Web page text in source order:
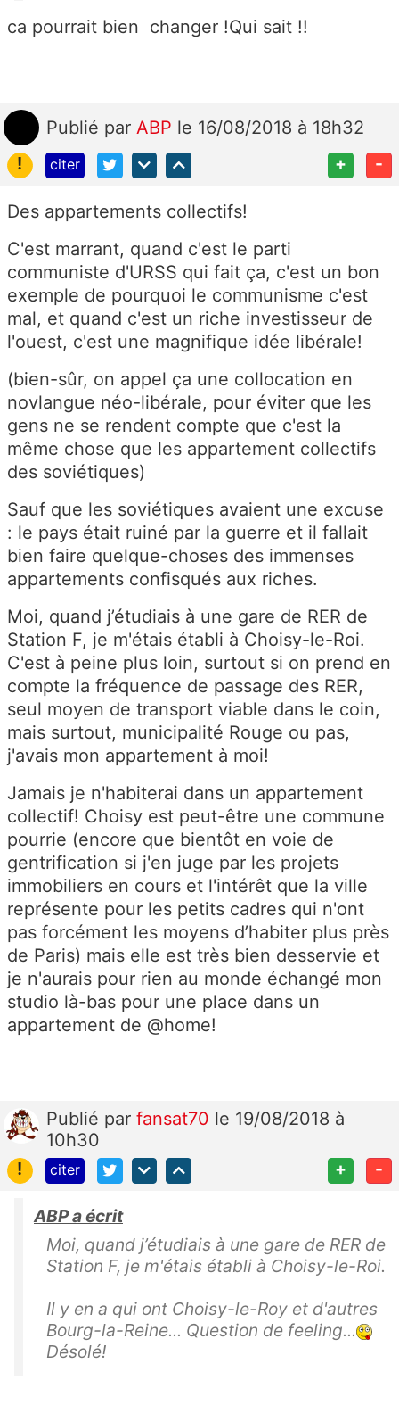
ca pourrait bien changer !Qui sait !!
Publié par ABP le 16/08/2018 à 18h32
!
citer + -
Des appartements collectifs!
C'est marrant, quand c'est le parti
communiste d'URSS qui fait ça, c'est un bon
exemple de pourquoi le communisme c'est
mal, et quand c'est un riche investisseur de
l'ouest, c'est une magnifique idée libérale!
(bien-sûr, on appel ça une collocation en
novlangue néo-libérale, pour éviter que les
gens ne se rendent compte que c'est la
même chose que les appartement collectifs
des soviétiques)
Sauf que les soviétiques avaient une excuse
: le pays était ruiné par la guerre et il fallait
bien faire quelque-choses des immenses
appartements confisqués aux riches.
Moi, quand j’étudiais à une gare de RER de
Station F, je m'étais établi à Choisy-le-Roi.
C'est à peine plus loin, surtout si on prend en
compte la fréquence de passage des RER,
seul moyen de transport viable dans le coin,
mais surtout, municipalité Rouge ou pas,
j'avais mon appartement à moi!
Jamais je n'habiterai dans un appartement
collectif! Choisy est peut-être une commune
pourrie (encore que bientôt en voie de
gentrification si j'en juge par les projets
immobiliers en cours et l'intérêt que la ville
représente pour les petits cadres qui n'ont
pas forcément les moyens d’habiter plus près
de Paris) mais elle est très bien desservie et
je n'aurais pour rien au monde échangé mon
studio là-bas pour une place dans un
appartement de @home!
Publié par fansat70 le 19/08/2018 à
10h30
!
citer + -
ABP a écrit
Moi, quand j’étudiais à une gare de RER de
Station F, je m'étais établi à Choisy-le-Roi.
Il y en a qui ont Choisy-le-Roy et d'autres
Bourg-la-Reine... Question de feeling...
Désolé!